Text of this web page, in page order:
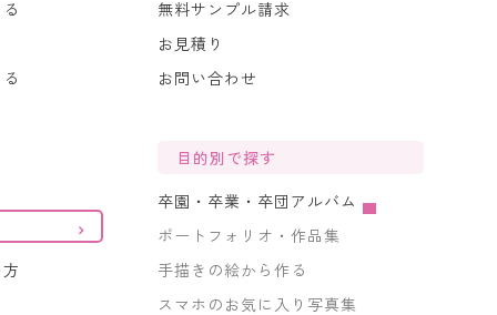
無料サンプル請求
お見積り
お問い合わせ
目的別で探す
卒園・卒業・卒団アルバム
ポートフォリオ・作品集
手描きの絵から作る
スマホのお気に入り写真集